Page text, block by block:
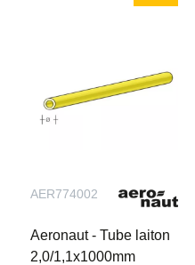
AER774002
Aeronaut - Tube laiton
2,0/1,1x1000mm